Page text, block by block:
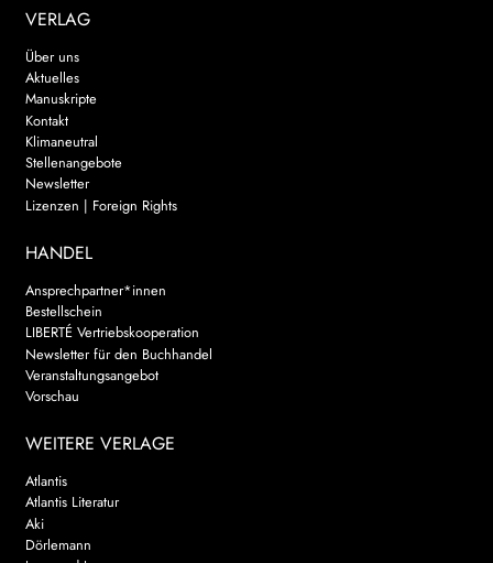
VERLAG
Über uns
Aktuelles
Manuskripte
Kontakt
Klimaneutral
Stellenangebote
Newsletter
Lizenzen | Foreign Rights
HANDEL
Ansprechpartner*innen
Bestellschein
LIBERTÉ Vertriebskooperation
Newsletter für den Buchhandel
Veranstaltungsangebot
Vorschau
WEITERE VERLAGE
Atlantis
Atlantis Literatur
Aki
Dörlemann